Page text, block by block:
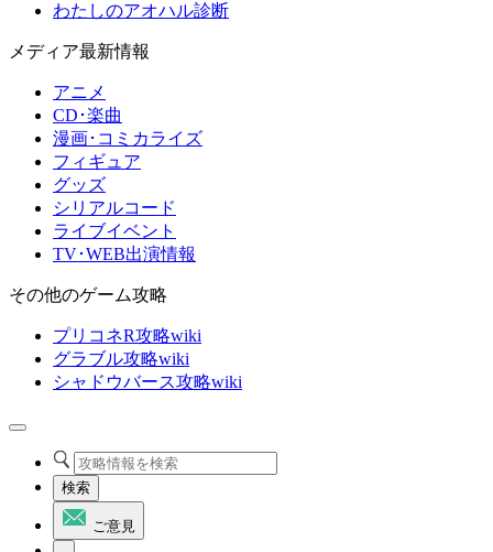
わたしのアオハル診断
メディア最新情報
アニメ
CD･楽曲
漫画･コミカライズ
フィギュア
グッズ
シリアルコード
ライブイベント
TV･WEB出演情報
その他のゲーム攻略
プリコネR攻略wiki
グラブル攻略wiki
シャドウバース攻略wiki
検索
ご意見